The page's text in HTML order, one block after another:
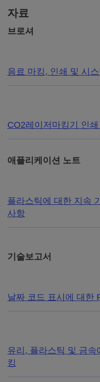
자료
브로셔
음료 마킹, 인쇄 및 시
CO2레이저마킹기 인
애플리케이션 노트
플라스틱에 대한 지속
사항
기술보고서
날짜 코드 표시에 대한
유리, 플라스틱 및 금
킹